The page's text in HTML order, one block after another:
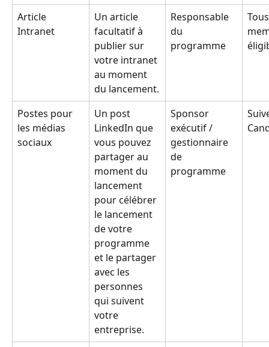
Article
Intranet
Un article
facultatif à
publier sur
votre intranet
au moment
du lancement.
Responsable
du
programme
Postes pour
les médias
sociaux
Un post
LinkedIn que
vous pouvez
partager au
moment du
lancement
pour célébrer
le lancement
de votre
programme
et le partager
avec les
personnes
qui suivent
votre
entreprise.
Sponsor
exécutif /
gestionnaire
de
programme